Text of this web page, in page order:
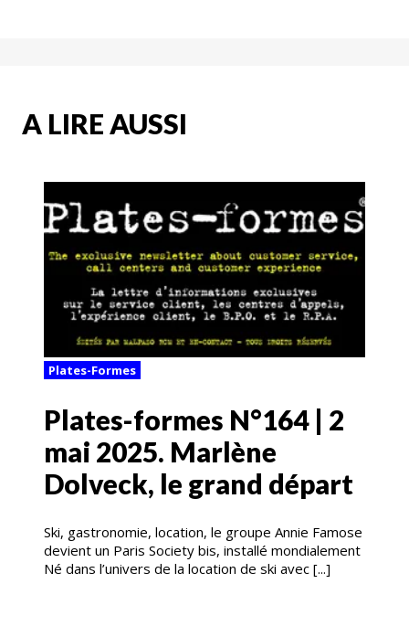
A LIRE AUSSI
Plates-Formes
Plates-formes N°164 | 2
mai 2025. Marlène
Dolveck, le grand départ
Ski, gastronomie, location, le groupe Annie Famose
devient un Paris Society bis, installé mondialement
Né dans l’univers de la location de ski avec [...]